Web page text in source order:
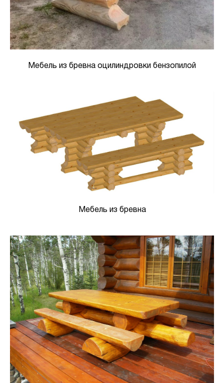
Мебель из бревна оцилиндровки бензопилой
Мебель из бревна